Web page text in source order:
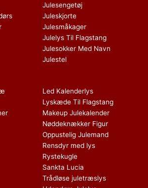
Julesengetøj
Juleskjorte
Julesmåkager
Julelys Til Flagstang
Julesokker Med Navn
Julestel
Led Kalenderlys
Lyskæde Til Flagstang
Makeup Julekalender
Nøddeknækker Figur
Oppustelig Julemand
Rensdyr med lys
Rystekugle
Sankta Lucia
Trådløse juletræslys